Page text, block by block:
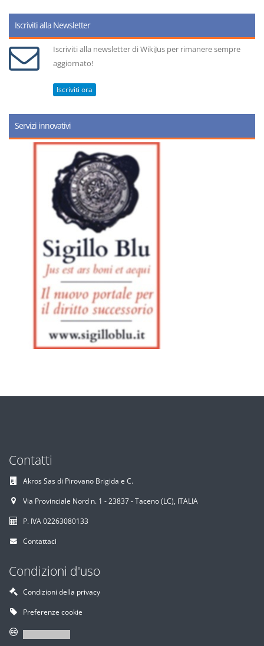
Iscriviti alla Newsletter
Iscriviti alla newsletter di WikiJus per rimanere sempre
aggiornato!
Iscriviti ora
Servizi innovativi
Contatti
Akros Sas di Pirovano Brigida e C.
Via Provinciale Nord n. 1 - 23837 - Taceno (LC), ITALIA
P. IVA 02263080133
Contattaci
Condizioni d'uso
Condizioni della privacy
Preferenze cookie